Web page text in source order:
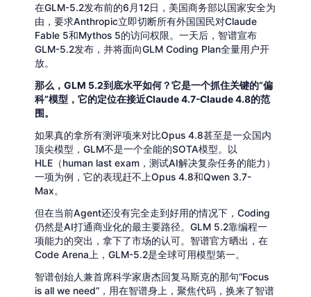
在GLM-5.2发布前的6月12日，美国商务部以国家安全为
由，要求Anthropic立即切断所有外国国民对Claude
Fable 5和Mythos 5的访问权限。一天后，智谱宣布
GLM-5.2发布，并将面向GLM Coding Plan全量用户开
放。
那么，GLM 5.2到底水平如何？它是一个抓住关键的“偏
科”模型，它的定位在接近Claude 4.7-Claude 4.8的范
围。
如果真的拿所有测评项来对比Opus 4.8甚至是一众国内
顶尖模型，GLM不是一个全能的SOTA模型。以
HLE（human last exam，测试AI解决复杂任务的能力）
一项为例，它的表现赶不上Opus 4.8和Qwen 3.7-
Max。
但在当前Agent还没有完全走到好用的情况下，Coding
仍然是AI打通商业化的最主要路径。GLM 5.2靠编程一
项能力的突出，拿下了市场的认可。智谱官方晒出，在
Code Arena上，GLM-5.2是全球可用模型第一。
智谱创始人兼首席科学家唐杰回复马斯克的那句“Focus
is all we need”，用在智谱身上，聚焦代码，换来了智谱